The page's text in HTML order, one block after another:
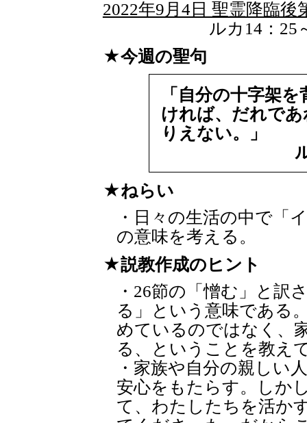
2022年9月4日 聖霊降臨後
ルカ14：25
今週の聖句
「自分の十字架
ければ、だれで
りえない。」
ねらい
・日々の生活の中で「
の意味を考える。
説教作成のヒント
・26節の「憎む」と訳
る」という意味である
めているのではなく、
る、ということを教え
・家族や自分の親しい
安心をもたらす。しか
て、わたしたちを活か